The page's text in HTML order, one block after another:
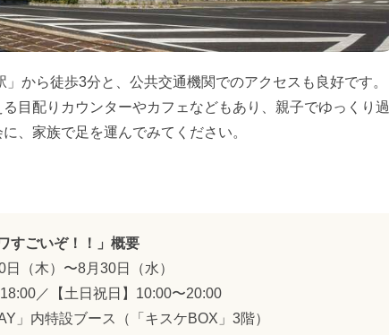
から徒歩3分と、公共交通機関でのアクセスも良好です。
目配りカウンターやカフェなどもあり、親子でゆっくり過
、家族で足を運んでみてください。
すごいぞ！！」概要
（木）〜8月30日（水）
／【土日祝日】10:00〜20:00
」内特設ブース（「キスケBOX」3階）